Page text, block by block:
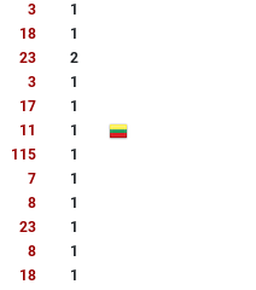
3
1
18
1
23
2
3
1
17
1
11
1
115
1
7
1
8
1
23
1
8
1
18
1